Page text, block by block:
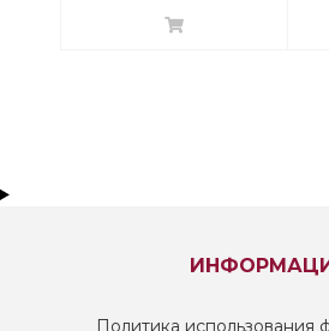
Политика использования